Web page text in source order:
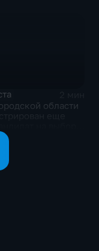
области
Госдумы